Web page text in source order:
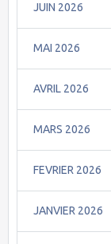
JUIN 2026
MAI 2026
AVRIL 2026
MARS 2026
FEVRIER 2026
JANVIER 2026